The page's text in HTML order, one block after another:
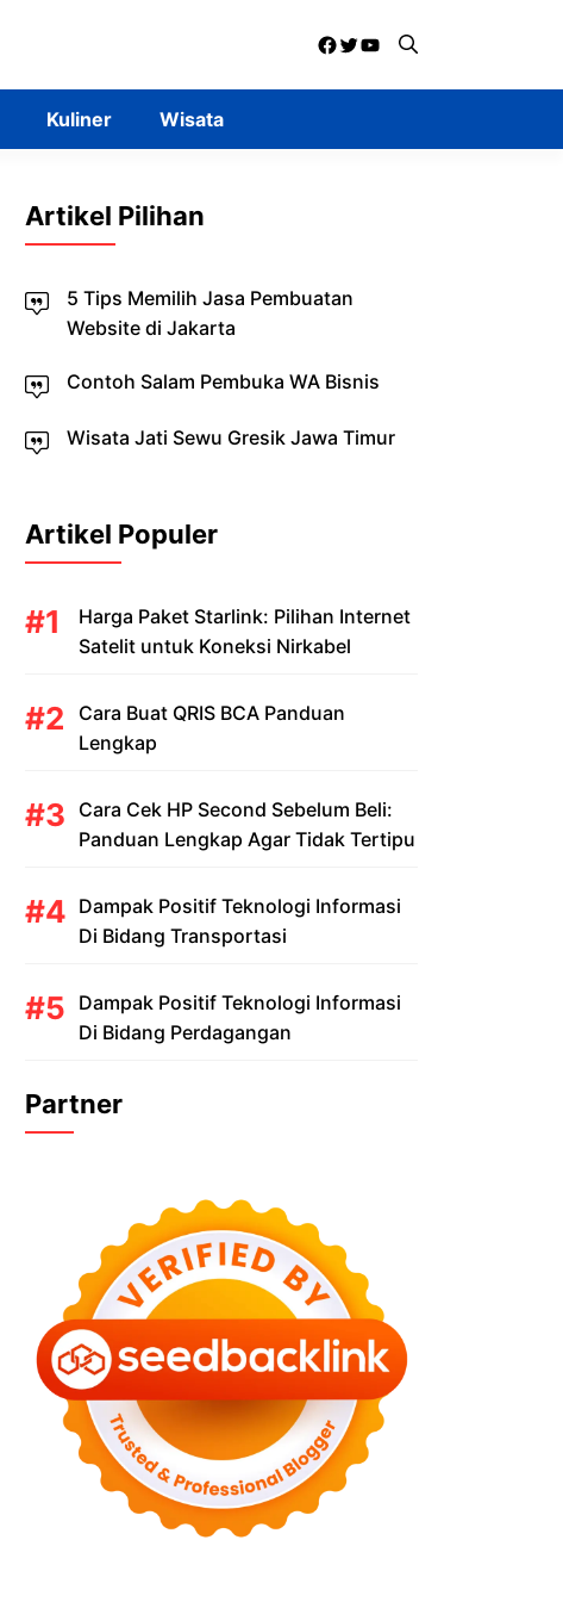
Facebook
Twitter
YouTube
Kuliner Wisata
Artikel Pilihan
5 Tips Memilih Jasa Pembuatan
Website di Jakarta
Contoh Salam Pembuka WA Bisnis
Wisata Jati Sewu Gresik Jawa Timur
Artikel Populer
Harga Paket Starlink: Pilihan Internet
Satelit untuk Koneksi Nirkabel
Cara Buat QRIS BCA Panduan
Lengkap
Cara Cek HP Second Sebelum Beli:
Panduan Lengkap Agar Tidak Tertipu
Dampak Positif Teknologi Informasi
Di Bidang Transportasi
Dampak Positif Teknologi Informasi
Di Bidang Perdagangan
Partner